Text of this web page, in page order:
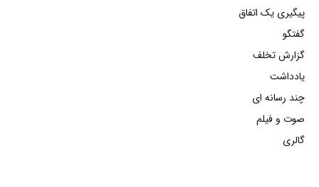
پیگیری یک اتفاق
گفتگو
گزارش تخلف
یادداشت
چند رسانه ای
صوت و فیلم
گالری